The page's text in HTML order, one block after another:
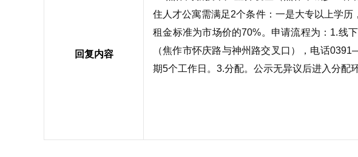
回复内容
住人才公寓需满足2个条件：一是大专以上学
租金标准为市场价的70%。申请流程为：1.线
（焦作市怀庆路与神州路交叉口），电话
期5个工作日。3.分配。公示无异议后进入分配环
焦作高新区工